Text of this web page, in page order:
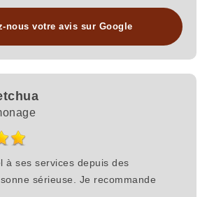
nous votre avis sur Google
à ses services depuis des
sérieuse. Je recommande